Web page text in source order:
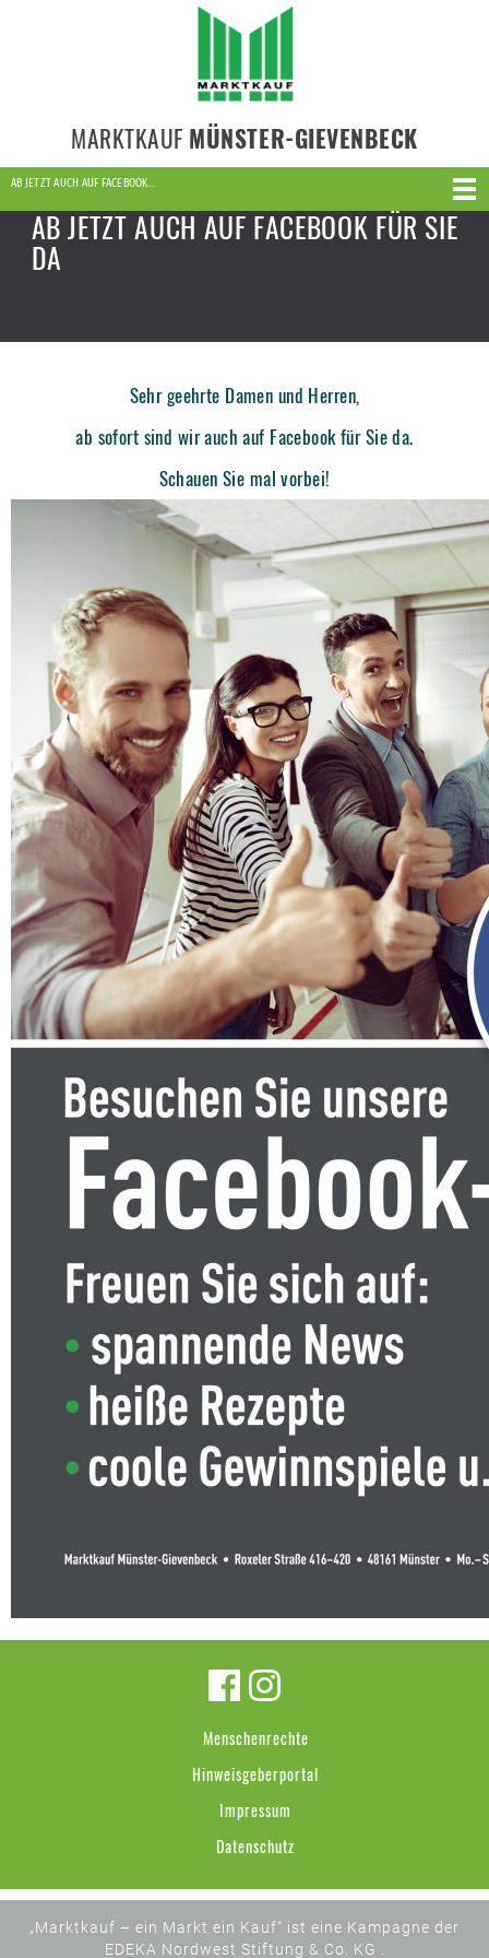
MARKTKAUF MÜNSTER-GIEVENBECK
AB JETZT AUCH AUF FACEBOOK…
AB JETZT AUCH AUF FACEBOOK FÜR SIE
DA
Sehr geehrte Damen und Herren,
ab sofort sind wir auch auf Facebook für Sie da.
Schauen Sie mal vorbei!
Menschenrechte
Hinweisgeberportal
Impressum
Datenschutz
„Marktkauf – ein Markt ein Kauf“ ist eine Kampagne der
EDEKA Nordwest Stiftung & Co. KG .